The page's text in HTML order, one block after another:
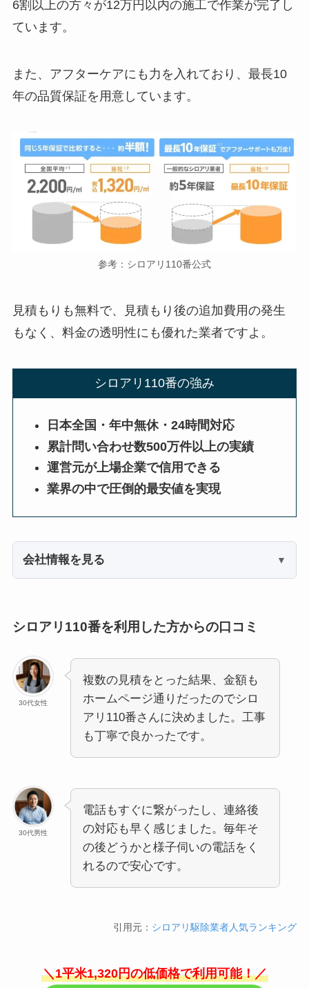
6割以上の方々が12万円以内の施工で作業が完了し
ています。
また、アフターケアにも力を入れており、最長10
年の品質保証を用意しています。
参考：シロアリ110番公式
見積もりも無料で、見積もり後の追加費用の発生
もなく、料金の透明性にも優れた業者ですよ。
シロアリ110番の強み
日本全国・年中無休・24時間対応
累計問い合わせ数500万件以上の実績
運営元が上場企業で信用できる
業界の中で圧倒的最安値を実現
会社情報を見る
シロアリ110番を利用した方からの口コミ
30代女性
複数の見積をとった結果、金額も
ホームページ通りだったのでシロ
アリ110番さんに決めました。工事
も丁寧で良かったです。
30代男性
電話もすぐに繋がったし、連絡後
の対応も早く感じました。毎年そ
の後どうかと様子伺いの電話をく
れるので安心です。
引用元： シロアリ駆除業者人気ランキング
＼1平米1,320円の低価格で利用可能！／